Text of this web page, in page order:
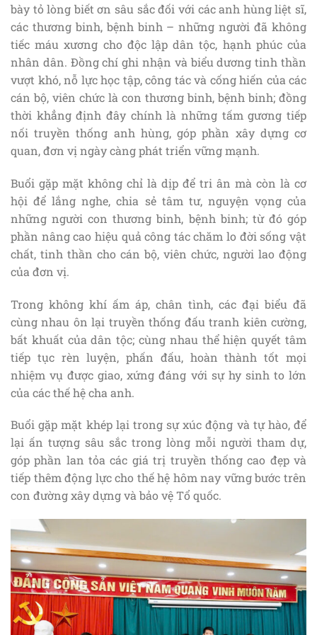
bày tỏ lòng biết ơn sâu sắc đối với các anh hùng liệt sĩ,
các thương binh, bệnh binh – những người đã không
tiếc máu xương cho độc lập dân tộc, hạnh phúc của
nhân dân. Đồng chí ghi nhận và biểu dương tinh thần
vượt khó, nỗ lực học tập, công tác và cống hiến của các
cán bộ, viên chức là con thương binh, bệnh binh; đồng
thời khẳng định đây chính là những tấm gương tiếp
nối truyền thống anh hùng, góp phần xây dựng cơ
quan, đơn vị ngày càng phát triển vững mạnh.
Buổi gặp mặt không chỉ là dịp để tri ân mà còn là cơ
hội để lắng nghe, chia sẻ tâm tư, nguyện vọng của
những người con thương binh, bệnh binh; từ đó góp
phần nâng cao hiệu quả công tác chăm lo đời sống vật
chất, tinh thần cho cán bộ, viên chức, người lao động
của đơn vị.
Trong không khí ấm áp, chân tình, các đại biểu đã
cùng nhau ôn lại truyền thống đấu tranh kiên cường,
bất khuất của dân tộc; cùng nhau thể hiện quyết tâm
tiếp tục rèn luyện, phấn đấu, hoàn thành tốt mọi
nhiệm vụ được giao, xứng đáng với sự hy sinh to lớn
của các thế hệ cha anh.
Buổi gặp mặt khép lại trong sự xúc động và tự hào, để
lại ấn tượng sâu sắc trong lòng mỗi người tham dự,
góp phần lan tỏa các giá trị truyền thống cao đẹp và
tiếp thêm động lực cho thế hệ hôm nay vững bước trên
con đường xây dựng và bảo vệ Tổ quốc.